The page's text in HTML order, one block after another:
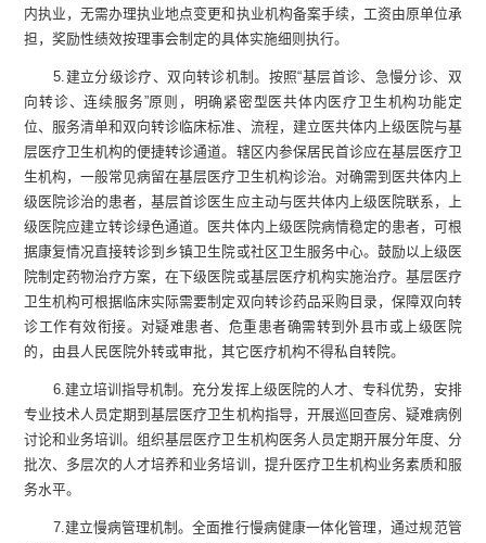
内执业，无需办理执业地点变更和执业机构备案手续，工资由原单位承
担，奖励性绩效按理事会制定的具体实施细则执行。
5.建立分级诊疗、双向转诊机制。按照“基层首诊、急慢分诊、双
向转诊、连续服务”原则，明确紧密型医共体内医疗卫生机构功能定
位、服务清单和双向转诊临床标准、流程，建立医共体内上级医院与基
层医疗卫生机构的便捷转诊通道。辖区内参保居民首诊应在基层医疗卫
生机构，一般常见病留在基层医疗卫生机构诊治。对确需到医共体内上
级医院诊治的患者，基层首诊医生应主动与医共体内上级医院联系，上
级医院应建立转诊绿色通道。医共体内上级医院病情稳定的患者，可根
据康复情况直接转诊到乡镇卫生院或社区卫生服务中心。鼓励以上级医
院制定药物治疗方案，在下级医院或基层医疗机构实施治疗。基层医疗
卫生机构可根据临床实际需要制定双向转诊药品采购目录，保障双向转
诊工作有效衔接。对疑难患者、危重患者确需转到外县市或上级医院
的，由县人民医院外转或审批，其它医疗机构不得私自转院。
6.建立培训指导机制。充分发挥上级医院的人才、专科优势，安排
专业技术人员定期到基层医疗卫生机构指导，开展巡回查房、疑难病例
讨论和业务培训。组织基层医疗卫生机构医务人员定期开展分年度、分
批次、多层次的人才培养和业务培训，提升医疗卫生机构业务素质和服
务水平。
7.建立慢病管理机制。全面推行慢病健康一体化管理，通过规范管